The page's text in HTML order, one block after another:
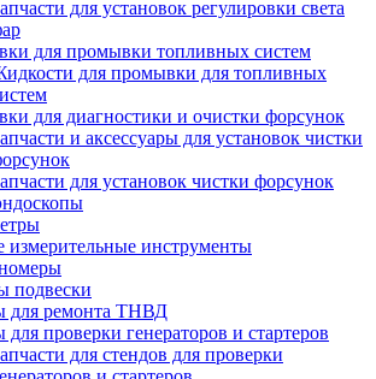
для установок регулировки света
для промывки топливных систем
для промывки для топливных
для диагностики и очистки форсунок
и аксессуары для установок чистки
для установок чистки форсунок
измерительные инструменты
подвески
для ремонта ТНВД
проверки генераторов и стартеров
для стендов для проверки